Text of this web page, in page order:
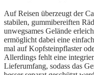
Auf Reisen überzeugt der
stabilen, gummibereiften
unwegsames Gelände
ermöglicht dabei eine
mal auf Kopfsteinpflaster
Allerdings fehlt eine
Lieferumfang, sodass das